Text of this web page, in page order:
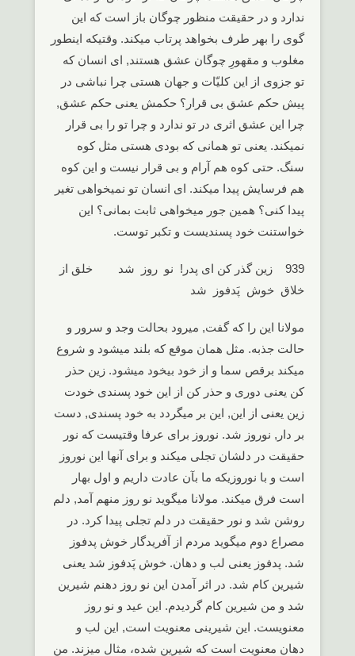
ندارد و در حقیقت منظور چوگان باز است که این
گوی را بهر طرف بخواهد پرتاب میکند. وقتیکه اینطور
مغلوب و مقهورِ چوگان عشق هستند, ای انسان که
تو جزوی از این کلیّات و جهان هستی چرا نباشی در
پیش حکم عشق بی قرار؟ حکمش یعنی حکم عشق,
چرا این عشق اثری در تو ندارد و چرا تو را بی قرار
نمیکند. یعنی تو همانی که بودی هستی مثل کوه
سنگ. حتی کوه هم آرام و بی قرار نیست و این کوه
هم فرسایش پیدا میکند. ای انسان تو نمیخواهی تغیر
پیدا کنی؟ همین جور میخواهی ثابت بمانی؟ این
خواستنت خود پسندیست و تکبر توست.
939 زین گذر کن ای پدر! نو روز شد خلق از
خلاق خوش پَدفوز شد
مولانا این را که گفت, میرود بحالت وجد و سرور و
حالت جذبه. مثل همان موقع که بلند میشود و شروع
میکند برقص سما و از خود بیخود میشود. زین حذر
کن یعنی دوری و حذر کن از این خود پسندی خودت
زین یعنی از این, این بر میگردد به خود پسندی, دست
بر دار, نوروز شد. نوروز برای عرفا وقتیست که نور
حقیقت در دلشان تجلی میکند و برای آنها این نوروز
است و با نوروزیکه ما بآن عادت داریم و اول بهار
است فرق میکند. مولانا میگوید نو روز منهم آمد, دلم
روشن شد و نور حقیقت در دلم تجلی پیدا کرد. در
مصراع دوم میگوید مردم از آفریدگار خوش پدفوز
شد. پدفوز یعنی لب و دهان. خوش پَدفوز شد یعنی
شیرین کام شد. در اثر آمدن این نو روز دهنم شیرین
شد و من شیرین کام گردیدم. این عید و نو روز
معنویست. این شیرینی معنویت است, این لب و
دهان معنویت است که شیرین شده، مثال میزند. من